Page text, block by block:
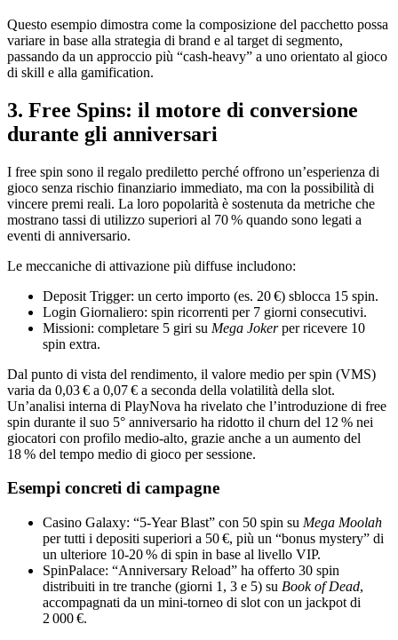
Questo esempio dimostra come la composizione del pacchetto possa
variare in base alla strategia di brand e al target di segmento,
passando da un approccio più “cash‑heavy” a uno orientato al gioco
di skill e alla gamification.
3. Free Spins: il motore di conversione
durante gli anniversari
I free spin sono il regalo prediletto perché offrono un’esperienza di
gioco senza rischio finanziario immediato, ma con la possibilità di
vincere premi reali. La loro popolarità è sostenuta da metriche che
mostrano tassi di utilizzo superiori al 70 % quando sono legati a
eventi di anniversario.
Le meccaniche di attivazione più diffuse includono:
Deposit Trigger: un certo importo (es. 20 €) sblocca 15 spin.
Login Giornaliero: spin ricorrenti per 7 giorni consecutivi.
Missioni: completare 5 giri su Mega Jokerper ricevere 10
spin extra.
Dal punto di vista del rendimento, il valore medio per spin (VMS)
varia da 0,03 € a 0,07 € a seconda della volatilità della slot.
Un’analisi interna di PlayNova ha rivelato che l’introduzione di free
spin durante il suo 5° anniversario ha ridotto il churn del 12 % nei
giocatori con profilo medio‑alto, grazie anche a un aumento del
18 % del tempo medio di gioco per sessione.
Esempi concreti di campagne
Casino Galaxy: “5‑Year Blast” con 50 spin su Mega Moolah
per tutti i depositi superiori a 50 €, più un “bonus mystery” di
un ulteriore 10‑20 % di spin in base al livello VIP.
SpinPalace: “Anniversary Reload” ha offerto 30 spin
distribuiti in tre tranche (giorni 1, 3 e 5) su Book of Dead,
accompagnati da un mini‑torneo di slot con un jackpot di
2 000 €.